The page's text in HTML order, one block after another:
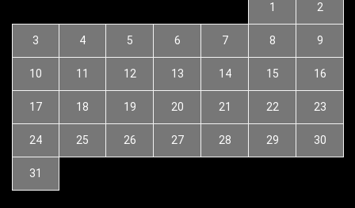
1 2
3 4 5 6 7 8 9
10 11 12 13 14 15 16
17 18 19 20 21 22 23
24 25 26 27 28 29 30
31